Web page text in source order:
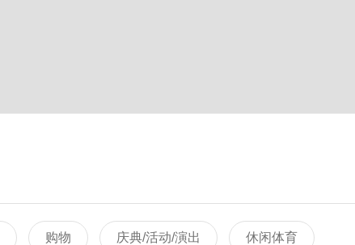
购物 庆典/活动/演出 休闲体育